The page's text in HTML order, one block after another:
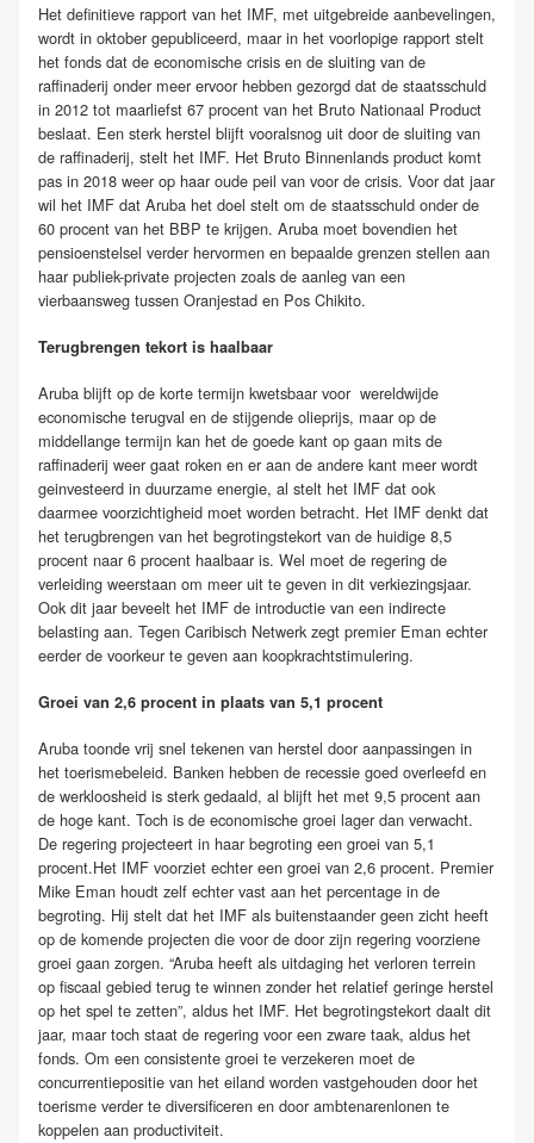
Het definitieve rapport van het IMF, met uitgebreide aanbevelingen,
wordt in oktober gepubliceerd, maar in het voorlopige rapport stelt
het fonds dat de economische crisis en de sluiting van de
raffinaderij onder meer ervoor hebben gezorgd dat de staatsschuld
in 2012 tot maarliefst 67 procent van het Bruto Nationaal Product
beslaat. Een sterk herstel blijft vooralsnog uit door de sluiting van
de raffinaderij, stelt het IMF. Het Bruto Binnenlands product komt
pas in 2018 weer op haar oude peil van voor de crisis. Voor dat jaar
wil het IMF dat Aruba het doel stelt om de staatsschuld onder de
60 procent van het BBP te krijgen. Aruba moet bovendien het
pensioenstelsel verder hervormen en bepaalde grenzen stellen aan
haar publiek-private projecten zoals de aanleg van een
vierbaansweg tussen Oranjestad en Pos Chikito.
Terugbrengen tekort is haalbaar
Aruba blijft op de korte termijn kwetsbaar voor wereldwijde
economische terugval en de stijgende olieprijs, maar op de
middellange termijn kan het de goede kant op gaan mits de
raffinaderij weer gaat roken en er aan de andere kant meer wordt
geinvesteerd in duurzame energie, al stelt het IMF dat ook
daarmee voorzichtigheid moet worden betracht. Het IMF denkt dat
het terugbrengen van het begrotingstekort van de huidige 8,5
procent naar 6 procent haalbaar is. Wel moet de regering de
verleiding weerstaan om meer uit te geven in dit verkiezingsjaar.
Ook dit jaar beveelt het IMF de introductie van een indirecte
belasting aan. Tegen Caribisch Netwerk zegt premier Eman echter
eerder de voorkeur te geven aan koopkrachtstimulering.
Groei van 2,6 procent in plaats van 5,1 procent
Aruba toonde vrij snel tekenen van herstel door aanpassingen in
het toerismebeleid. Banken hebben de recessie goed overleefd en
de werkloosheid is sterk gedaald, al blijft het met 9,5 procent aan
de hoge kant. Toch is de economische groei lager dan verwacht.
De regering projecteert in haar begroting een groei van 5,1
procent.Het IMF voorziet echter een groei van 2,6 procent. Premier
Mike Eman houdt zelf echter vast aan het percentage in de
begroting. Hij stelt dat het IMF als buitenstaander geen zicht heeft
op de komende projecten die voor de door zijn regering voorziene
groei gaan zorgen. “Aruba heeft als uitdaging het verloren terrein
op fiscaal gebied terug te winnen zonder het relatief geringe herstel
op het spel te zetten”, aldus het IMF. Het begrotingstekort daalt dit
jaar, maar toch staat de regering voor een zware taak, aldus het
fonds. Om een consistente groei te verzekeren moet de
concurrentiepositie van het eiland worden vastgehouden door het
toerisme verder te diversificeren en door ambtenarenlonen te
koppelen aan productiviteit.